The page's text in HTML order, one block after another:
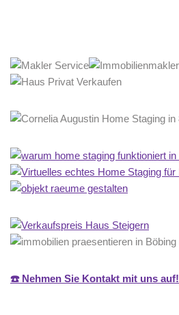
☎️ Nehmen Sie Kontakt mit uns auf!